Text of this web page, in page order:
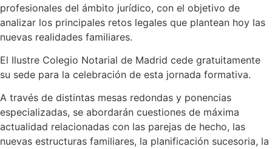
profesionales del ámbito jurídico, con el objetivo de
analizar los principales retos legales que plantean hoy las
nuevas realidades familiares.
El Ilustre Colegio Notarial de Madrid cede gratuitamente
su sede para la celebración de esta jornada formativa.
A través de distintas mesas redondas y ponencias
especializadas, se abordarán cuestiones de máxima
actualidad relacionadas con las parejas de hecho, las
nuevas estructuras familiares, la planificación sucesoria, la